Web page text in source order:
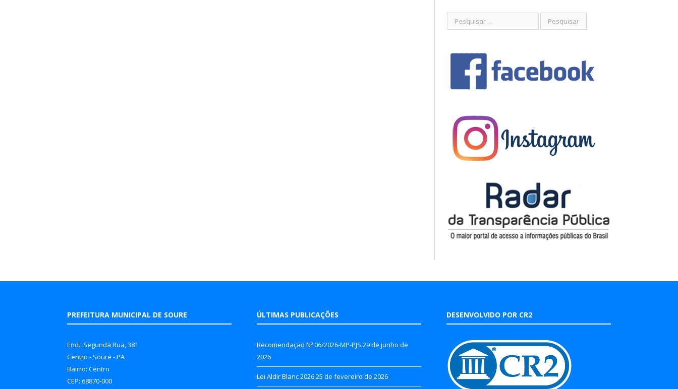
PREFEITURA MUNICIPAL DE SOURE
End.: Segunda Rua, 381
Centro - Soure - PA
Bairro: Centro
CEP: 68870-000
ÚLTIMAS PUBLICAÇÕES
Recomendação Nº 06/2026-MP-PJS 29 de junho de
2026
Lei Aldir Blanc 202625 de fevereiro de 2026
DESENVOLVIDO POR CR2